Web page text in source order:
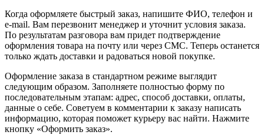
Когда оформляете быстрый заказ, напишите ФИО, телефон и
e-mail. Вам перезвонит менеджер и уточнит условия заказа.
По результатам разговора вам придет подтверждение
оформления товара на почту или через СМС. Теперь останется
только ждать доставки и радоваться новой покупке.
Оформление заказа в стандартном режиме выглядит
следующим образом. Заполняете полностью форму по
последовательным этапам: адрес, способ доставки, оплаты,
данные о себе. Советуем в комментарии к заказу написать
информацию, которая поможет курьеру вас найти. Нажмите
кнопку «Оформить заказ».